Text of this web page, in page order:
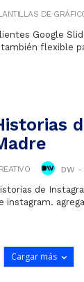
DE
Google
flexible
DW -
de
instagram.
Cargar más